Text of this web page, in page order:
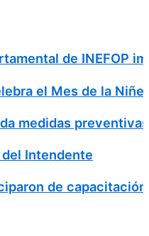
de INEFOP
el Mes de la
medidas
Intendente
de